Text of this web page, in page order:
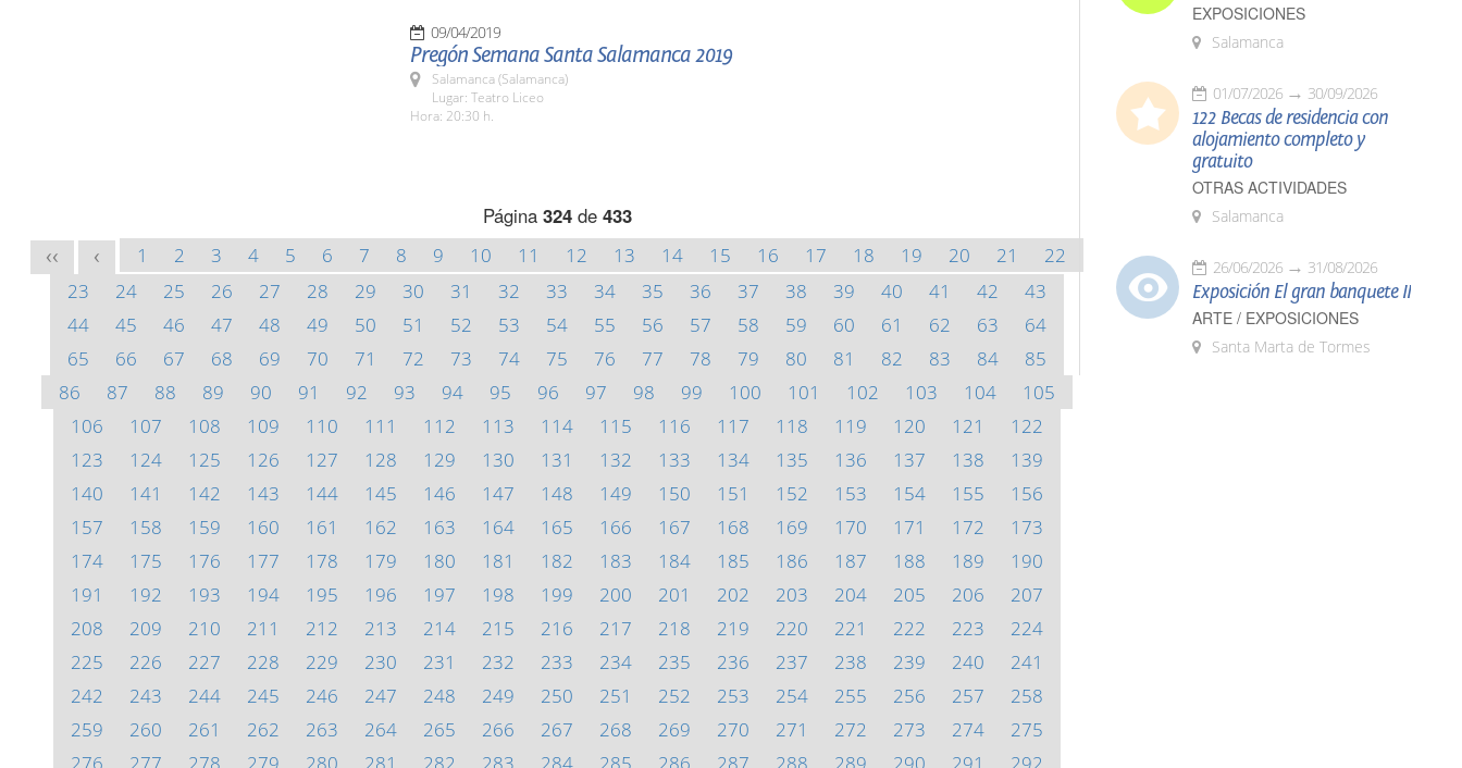
09/04/2019
Pregón Semana Santa Salamanca 2019
Salamanca (Salamanca)
Lugar: Teatro Liceo
Hora: 20:30 h.
Página 324de 433
<< < 1 2 3 4 5 6 7 8 9 10 11 12 13 14 15 16 17 18 19 20 21
22
23
24 25 26 27 28 29 30 31 32 33 34 35 36 37 38 39 40 41 42
43
44
45 46 47 48 49 50 51 52 53 54 55 56 57 58 59 60 61 62 63
64
65
66 67 68 69 70 71 72 73 74 75 76 77 78 79 80 81 82 83 84
85
86
87 88 89 90 91 92 93 94 95 96 97 98 99 100 101 102 103 104
105
106
107 108 109 110 111 112 113 114 115 116 117 118 119 120 121
122
123
124 125 126 127 128 129 130 131 132 133 134 135 136 137 138
139
140
141 142 143 144 145 146 147 148 149 150 151 152 153 154 155
156
157
158 159 160 161 162 163 164 165 166 167 168 169 170 171 172
173
174
175 176 177 178 179 180 181 182 183 184 185 186 187 188 189
190
191
192 193 194 195 196 197 198 199 200 201 202 203 204 205 206
207
208
209 210 211 212 213 214 215 216 217 218 219 220 221 222 223
224
225
226 227 228 229 230 231 232 233 234 235 236 237 238 239 240
241
242
243 244 245 246 247 248 249 250 251 252 253 254 255 256 257
258
259
260 261 262 263 264 265 266 267 268 269 270 271 272 273 274
275
EXPOSICIONES
Salamanca
01/07/2026 30/09/2026
122 Becas de residencia con
alojamiento completo y
gratuito
OTRAS ACTIVIDADES
Salamanca
26/06/2026 31/08/2026
Exposición El gran banquete II
ARTE / EXPOSICIONES
Santa Marta de Tormes